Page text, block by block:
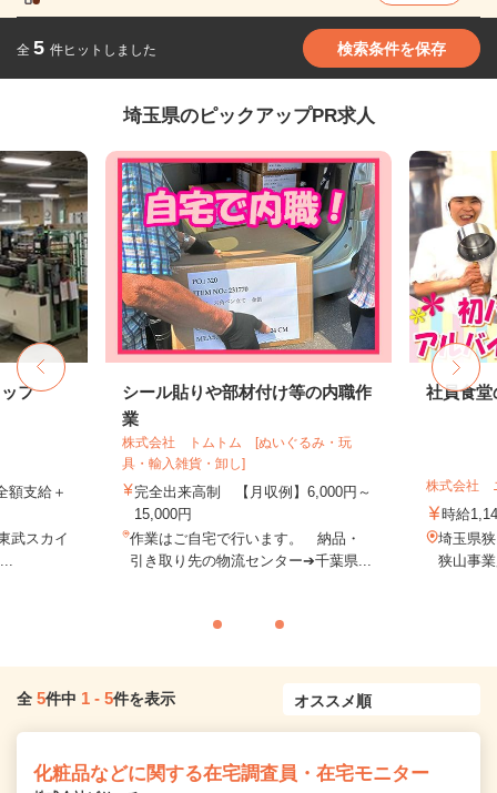
全 5 件ヒットしました 検索条件を保存
埼玉県のピックアップPR求人
フ
額支給＋
武スカイ
シール貼りや部材付け等の内職作
業
株式会社 トムトム [ぬいぐるみ・玩
具・輸入雑貨・卸し]
完全出来高制 【月収例】6,000円～
15,000円
作業はご自宅で行います。 納品・
引き取り先の物流センター➔千葉県...
社員食堂
株式会社
時給
埼玉県
狭山事
全 5件中 1 - 5件を表示
化粧品などに関する在宅調査員・在宅モニター